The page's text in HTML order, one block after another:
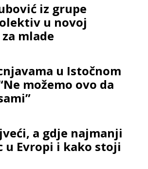
iz grupe
u novoj
mlade
u Istočnom
možemo ovo da
a gdje najmanji
u Evropi i kako stoji